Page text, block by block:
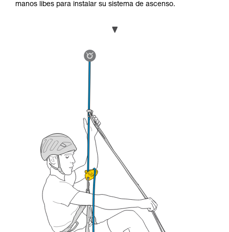
manos libes para instalar su sistema de ascenso.